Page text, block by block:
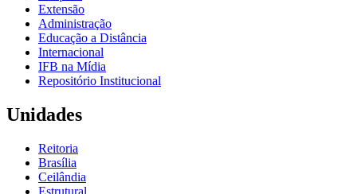
Extensão
Administração
Educação a Distância
Internacional
IFB na Mídia
Repositório Institucional
Unidades
Reitoria
Brasília
Ceilândia
Estrutural